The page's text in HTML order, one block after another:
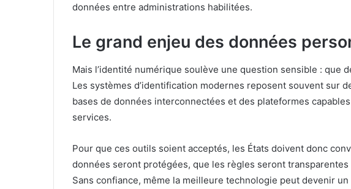
données entre administrations habilitées.
Le grand enjeu des données
Mais l’identité numérique soulève une question sensible : que
Les systèmes d’identification modernes reposent souvent sur
bases de données interconnectées et des plateformes
services.
Pour que ces outils soient acceptés, les États doivent donc
données seront protégées, que les règles seront
Sans confiance, même la meilleure technologie peut devenir